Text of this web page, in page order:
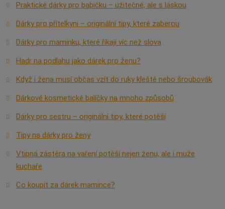
Praktické dárky pro babičku – užitečné, ale s láskou
Dárky pro přítelkyni – originální tipy, které zaberou
Dárky pro maminku, které říkají víc než slova
Hadr na podlahu jako dárek pro ženu?
Když i žena musí občas vzít do ruky kleště nebo šroubovák
Dárkové kosmetické balíčky na mnoho způsobů
Dárky pro sestru – originální tipy, které potěší
Tipy na dárky pro ženy
Vtipná zástěra na vaření potěší nejen ženu, ale i muže
kuchaře
Co koupit za dárek mamince?